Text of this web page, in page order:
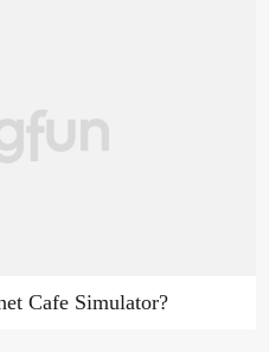
Cafe Simulator?